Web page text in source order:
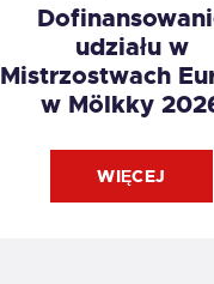
udziału w
Mistrzostwach
w Mölkky
WIĘCEJ